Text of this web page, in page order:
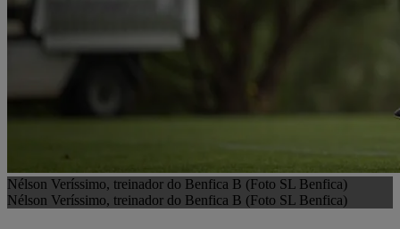
Nélson Veríssimo, treinador do Benfica B (Foto SL Benfica)
Nélson Veríssimo, treinador do Benfica B (Foto SL Benfica)